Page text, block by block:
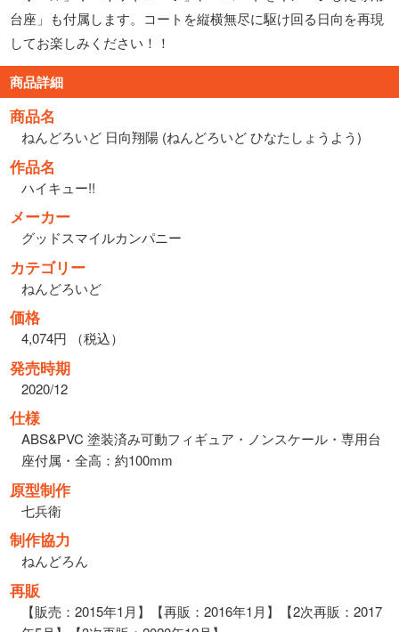
台座」も付属します。コートを縦横無尽に駆け回る日向を再現
してお楽しみください！！
商品詳細
商品名
ねんどろいど 日向翔陽 (ねんどろいど ひなたしょうよう)
作品名
ハイキュー!!
メーカー
グッドスマイルカンパニー
カテゴリー
ねんどろいど
価格
4,074円 （税込）
発売時期
2020/12
仕様
ABS&PVC 塗装済み可動フィギュア・ノンスケール・専用台
座付属・全高：約100mm
原型制作
七兵衛
制作協力
ねんどろん
再販
【販売：2015年1月】【再販：2016年1月】【2次再販：2017